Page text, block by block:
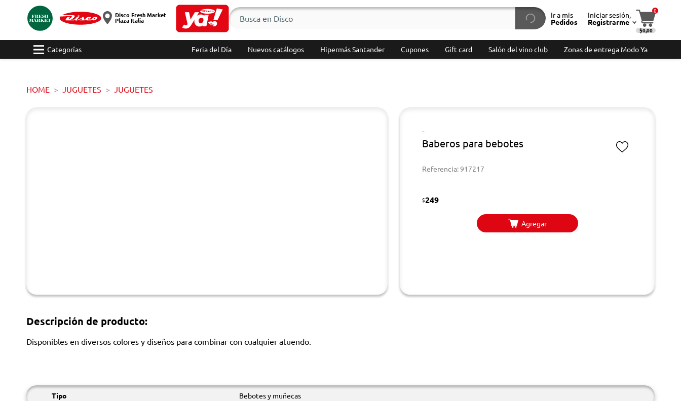
Disco Fresh Market
Plaza Italia
Ir a mis
Pedidos
Iniciar sesión,
Registrarme
0
$0,00
Categorías Feria del Día Nuevos catálogos Hipermás Santander Cupones Gift card Salón del vino club Zonas de entrega Modo Ya
HOME JUGUETES JUGUETES
-
Baberos para bebotes
Referencia: 917217
$249
Agregar
Descripción de producto:
Disponibles en diversos colores y diseños para combinar con cualquier atuendo.
Tipo Bebotes y muñecas